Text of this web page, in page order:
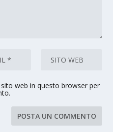
web in questo browser per